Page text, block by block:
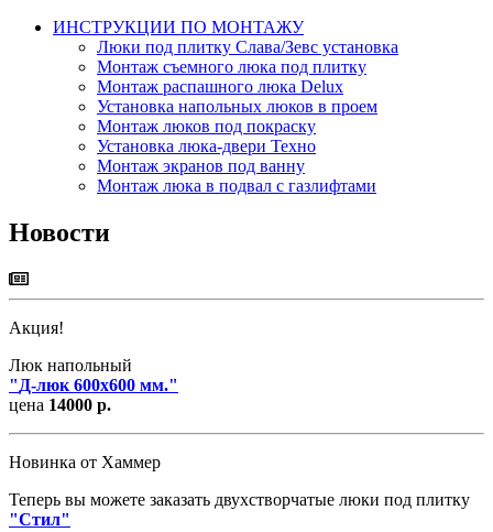
ИНСТРУКЦИИ ПО МОНТАЖУ
Люки под плитку Слава/Зевс установка
Монтаж съемного люка под плитку
Монтаж распашного люка Delux
Установка напольных люков в проем
Монтаж люков под покраску
Установка люка-двери Техно
Монтаж экранов под ванну
Монтаж люка в подвал с газлифтами
Новости
Акция!
Люк напольный
" Д-люк 600х600 мм."
цена 14000 р.
Новинка от Хаммер
Теперь вы можете заказать двухстворчатые люки под плитку
"Стил"